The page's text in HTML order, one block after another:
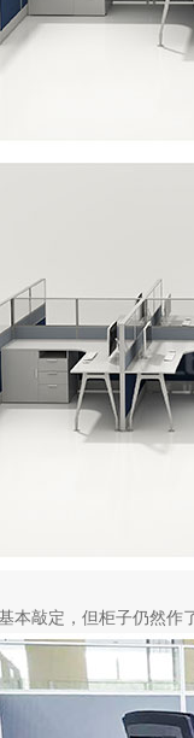
本敲定，但柜子仍然作